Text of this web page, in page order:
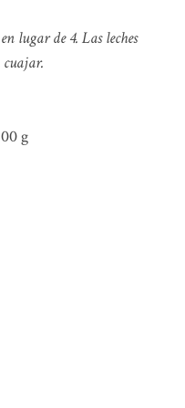
lugar de 4. Las leches
cuajar.
g